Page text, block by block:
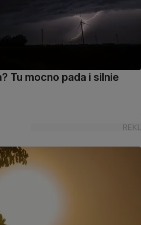
Tu mocno pada i silnie